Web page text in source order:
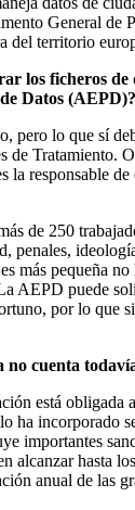
General de
del territorio
los ficheros de
Datos (AEPD)?
pero lo que sí
de Tratamiento.
la responsable de
de 250
penales,
más pequeña
AEPD puede
por lo que
no cuenta
está obligada
ha incorporado
importantes
alcanzar hasta
anual de las